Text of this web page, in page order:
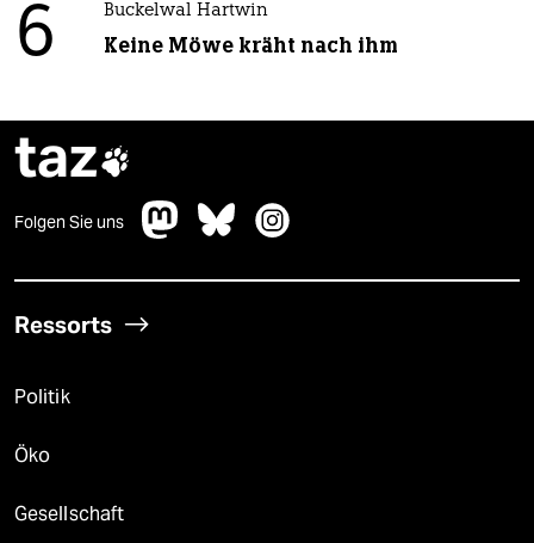
6 Buckelwal Hartwin
Keine Möwe kräht nach ihm
taz
Folgen Sie uns
Ressorts
Politik
Öko
Gesellschaft